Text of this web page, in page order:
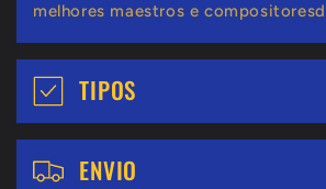
o
e
melhores maestros e
TIPOS
ENVIO